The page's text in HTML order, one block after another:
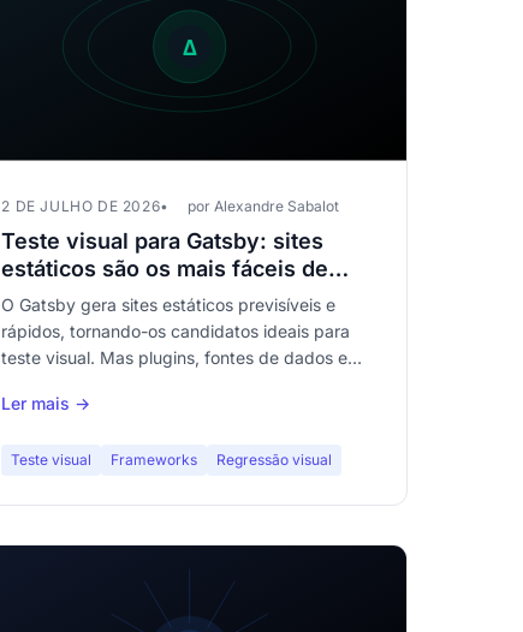
2 DE JULHO DE 2026 por Alexandre Sabalot
Teste visual para Gatsby: sites
estáticos são os mais fáceis de
testar — veja como
O Gatsby gera sites estáticos previsíveis e
rápidos, tornando-os candidatos ideais para
teste visual. Mas plugins, fontes de dados e
a renderização silenciosamente.
Ler mais →
Teste visual Frameworks Regressão visual